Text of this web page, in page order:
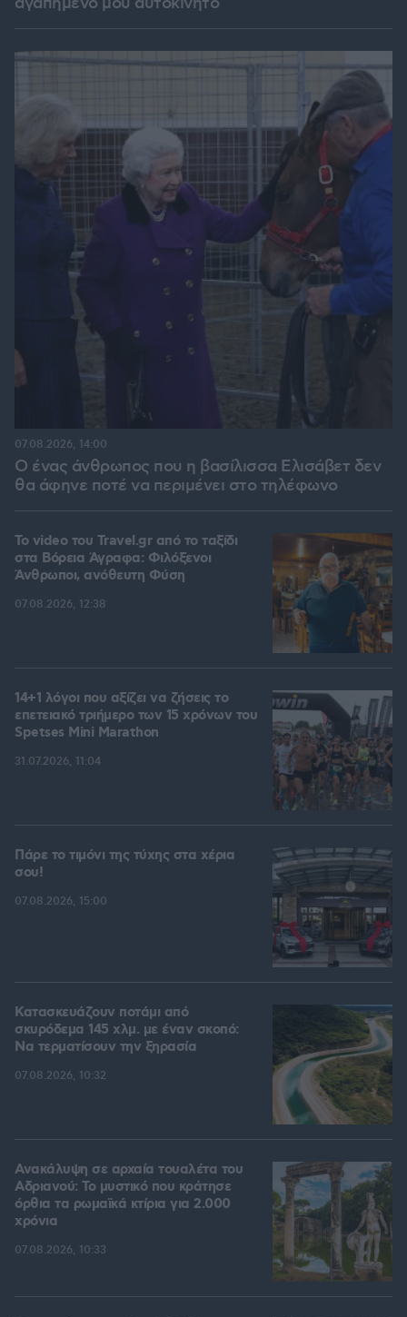
Ο ένας άνθρωπος που η βασίλισσα Ελισάβετ δεν
θα άφηνε ποτέ να περιμένει στο τηλέφωνο
07.08.2026, 14:00
To video του Travel.gr από το ταξίδι
στα Βόρεια Άγραφα: Φιλόξενοι
Άνθρωποι, ανόθευτη Φύση
07.08.2026, 12:38
14+1 λόγοι που αξίζει να ζήσεις το
επετειακό τριήμερο των 15 χρόνων του
Spetses Mini Marathon
31.07.2026, 11:04
Πάρε το τιμόνι της τύχης στα χέρια
σου!
07.08.2026, 15:00
Κατασκευάζουν ποτάμι από
σκυρόδεμα 145 χλμ. με έναν σκοπό:
Να τερματίσουν την ξηρασία
07.08.2026, 10:32
Ανακάλυψη σε αρχαία τουαλέτα του
Αδριανού: Το μυστικό που κράτησε
όρθια τα ρωμαϊκά κτίρια για 2.000
χρόνια
07.08.2026, 10:33